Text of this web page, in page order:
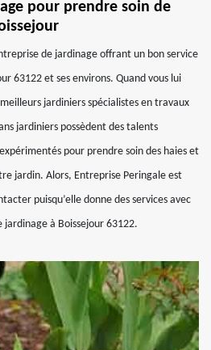
pour prendre soin de
de jardinage offrant un bon service
63122 et ses environs. Quand vous lui
jardiniers spécialistes en travaux
jardiniers possèdent des talents
pour prendre soin des haies et
jardin. Alors, Entreprise Peringale est
puisqu’elle donne des services avec
à Boissejour 63122.